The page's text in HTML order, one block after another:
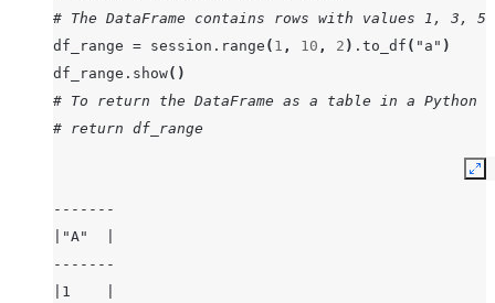
# The DataFrame contains rows with values 1, 3,
df_range = session . range ( 1 , 10 , 2 ) . to_df ( "a" )
df_range . show()
# To return the DataFrame as a table in a Python
# return df_range
-------
|"A"  |
-------
|1    |